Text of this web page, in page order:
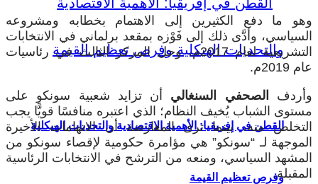
القطن في إفريقيا: الأهمية الاقتصادية والتحديات الهيكلية
وفرص تعظيم القيمة
وهو ما دفع الكثيرين إلى الاهتمام بخطابه ومشروعه
السياسي، وأدَّى ذلك إلى فَوْزه بمقعد برلماني في الانتخابات
التشريعية لعام 2017م، وحل المركز الثالث في رئاسيات
عام 2019م.
وأردف
الصحفي السنغالي
أن تزايد شعبية سونكو على
مستوى الشباب يُخيف النظام؛ الذي اعتبره منافسًا قويًّا يجب
التخلص منه، بينما ترى المعارضة أن الاتهامات الأخيرة
الموجهة لـ “سونكو” هي مؤامرة حكومية لإقصاء سونكو من
المشهد السياسي، ومنعه من الترشح في الانتخابات الرئاسية
المقبلة.